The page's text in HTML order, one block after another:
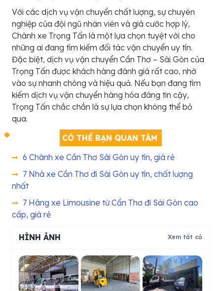
Với các dịch vụ vận chuyển chất lượng, sự chuyên
nghiệp của đội ngũ nhân viên và giá cước hợp lý,
Chành xe Trọng Tấn là một lựa chọn tuyệt vời cho
những ai đang tìm kiếm đối tác vận chuyển uy tín.
Đặc biệt, dịch vụ vận chuyển Cần Thơ – Sài Gòn của
Trọng Tấn được khách hàng đánh giá rất cao, nhờ
vào sự nhanh chóng và hiệu quả. Nếu bạn đang tìm
kiếm dịch vụ vận chuyển hàng hóa đáng tin cậy,
Trọng Tấn chắc chắn là sự lựa chọn không thể bỏ
qua.
CÓ THỂ BẠN QUAN TÂM
6 Chành xe Cần Thơ Sài Gòn uy tín, giá rẻ
7 Nhà xe Cần Thơ đi Sài Gòn uy tín, chất lượng
nhất
7 Hãng xe Limousine từ Cần Thơ đi Sài Gòn cao
cấp, giá rẻ
HÌNH ẢNH Xem tất cả